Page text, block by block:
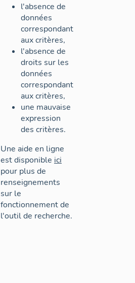
l'absence de
données
correspondant
aux critères,
l'absence de
droits sur les
données
correspondant
aux critères,
une mauvaise
expression
des critères.
Une aide en ligne
est disponible ici
pour plus de
renseignements
sur le
fonctionnement de
l'outil de recherche.